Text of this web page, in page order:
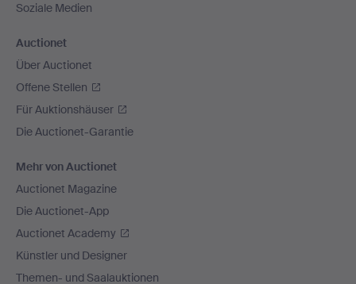
Soziale Medien
Auctionet
Über Auctionet
Offene Stellen
Für Auktionshäuser
Die Auctionet-Garantie
Mehr von Auctionet
Auctionet Magazine
Die Auctionet-App
Auctionet Academy
Künstler und Designer
Themen- und Saalauktionen